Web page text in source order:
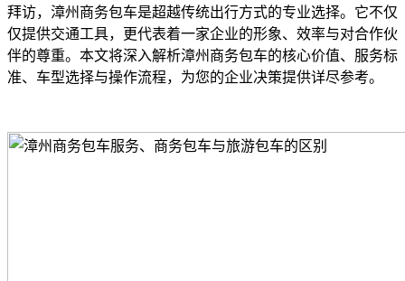
拜访，漳州商务包车是超越传统出行方式的专业选择。它不仅
仅提供交通工具，更代表着一家企业的形象、效率与对合作伙
伴的尊重。本文将深入解析漳州商务包车的核心价值、服务标
准、车型选择与操作流程，为您的企业决策提供详尽参考。